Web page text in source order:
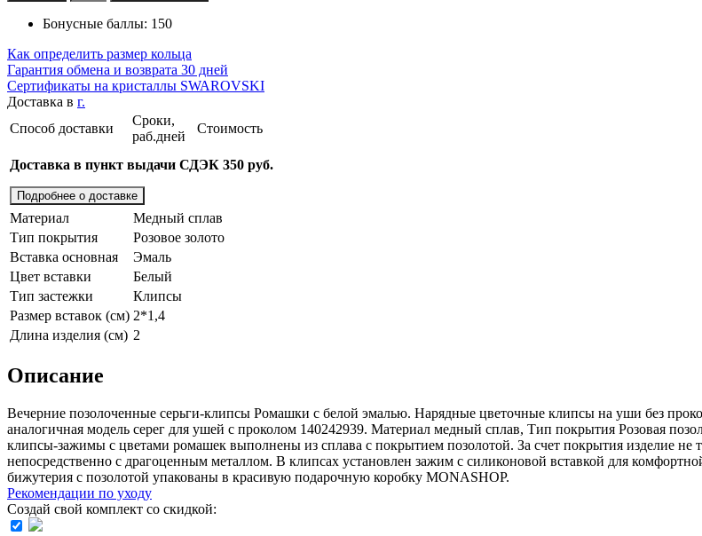
Бонусные баллы: 150
Как определить размер кольца
Гарантия обмена и возврата 30 дней
Сертификаты на кристаллы SWAROVSKI
Доставка в г.
Способ доставки
Сроки,
раб.дней
Стоимость
Доставка в пункт выдачи СДЭК 350 руб.
Подробнее о доставке
Материал
Медный сплав
Тип покрытия
Розовое золото
Вставка основная
Эмаль
Цвет вставки
Белый
Тип застежки
Клипсы
Размер вставок (см) 2*1,4
Длина изделия (см) 2
Описание
Вечерние позолоченные серьги-клипсы Ромашки с белой эмалью. Нарядные цветочные клипсы на уши без
аналогичная модель серег для ушей с проколом 140242939. Материал медный сплав, Тип покрытия Розовая
клипсы-зажимы с цветами ромашек выполнены из сплава с покрытием позолотой. За счет покрытия изделие не
непосредственно с драгоценным металлом. В клипсах установлен зажим с силиконовой вставкой для
бижутерия с позолотой упакованы в красивую подарочную коробку MONASHOP.
Рекомендации по уходу
Создай свой комплект со скидкой: